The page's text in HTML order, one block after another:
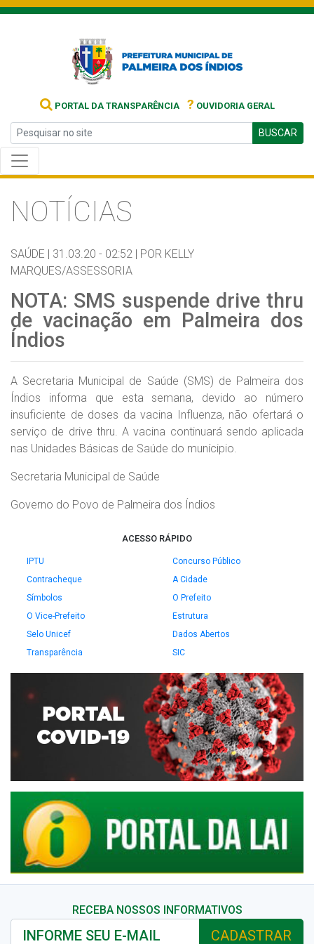
PORTAL DA TRANSPARÊNCIA ? OUVIDORIA GERAL
BUSCAR
NOTÍCIAS
SAÚDE | 31.03.20 - 02:52 | POR KELLY
MARQUES/ASSESSORIA
NOTA: SMS suspende drive thru
de vacinação em Palmeira dos
Índios
A Secretaria Municipal de Saúde (SMS) de Palmeira dos
Índios informa que esta semana, devido ao número
insuficiente de doses da vacina Influenza, não ofertará o
serviço de drive thru. A vacina continuará sendo aplicada
nas Unidades Básicas de Saúde do munícipio.
Secretaria Municipal de Saúde
Governo do Povo de Palmeira dos Índios
ACESSO RÁPIDO
IPTU
Concurso Público
Contracheque
A Cidade
Símbolos
O Prefeito
O Vice-Prefeito
Estrutura
Selo Unicef
Dados Abertos
Transparência
SIC
RECEBA NOSSOS INFORMATIVOS
CADASTRAR